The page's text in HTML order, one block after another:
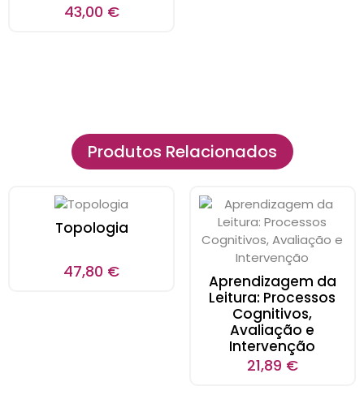
43,00 €
Produtos Relacionados
Topologia
47,80 €
Aprendizagem da
Leitura: Processos
Cognitivos,
Avaliação e
Intervenção
21,89 €